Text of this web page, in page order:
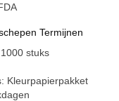
Termijnen
stuks
Kleurpapierpakket